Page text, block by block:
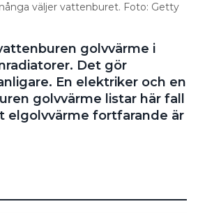
väljer vattenburet. Foto: Getty
golvvärme i
Det gör
En elektriker och en
golvvärme listar här fall
elgolvvärme fortfarande är